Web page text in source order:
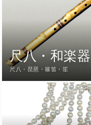
尺八・和楽器
尺八・琵琶・篠笛・笙